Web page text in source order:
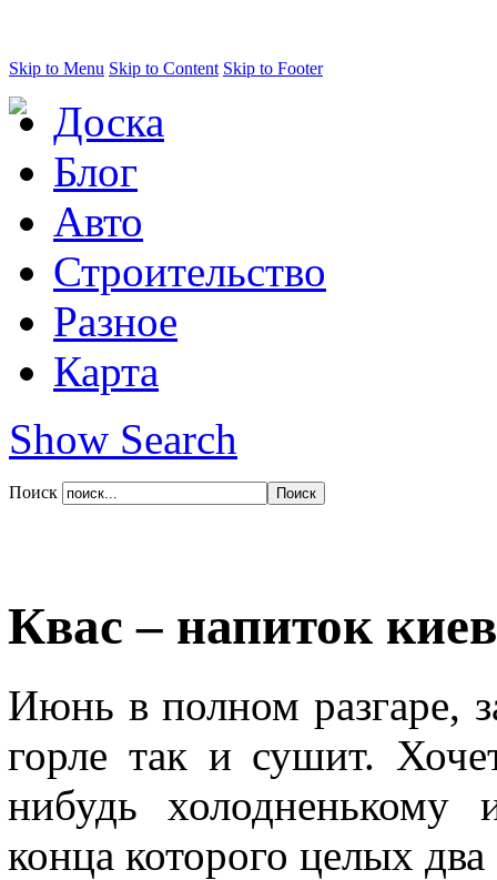
Skip to Menu Skip to Content Skip to Footer
Доска
Блог
Авто
Строительство
Разное
Карта
Show Search
Поиск
Квас – напиток
Июнь в полном разгаре,
горле так и сушит.
нибудь
конца которого целых